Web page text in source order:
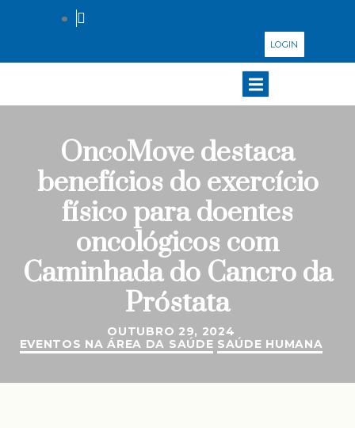
LOGIN
OncoMove destaca
benefícios do exercício
físico para doentes
oncológicos com
Caminhada do Cancro da
Próstata
OUTUBRO 29, 2024
EVENTOS NA ÁREA DA SAÚDE SAÚDE HUMANA